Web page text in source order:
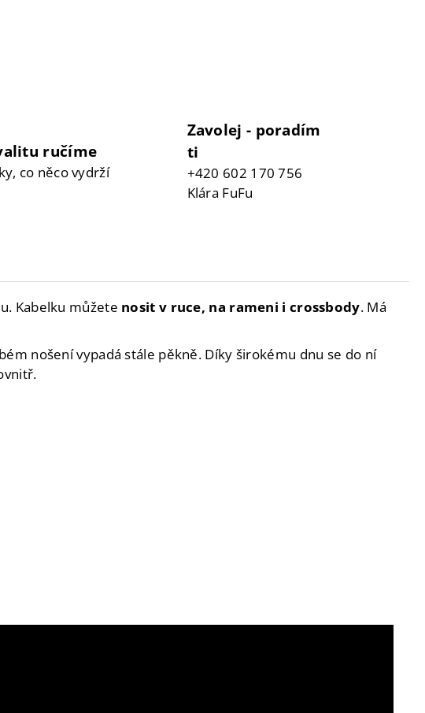
ručíme
co něco vydrží
Zavolej - poradím
ti
+420 602 170 756
Klára FuFu
Kabelku můžete nosit v ruce, na rameni i crossbody. Má
nošení vypadá stále pěkně. Díky širokému dnu se do ní